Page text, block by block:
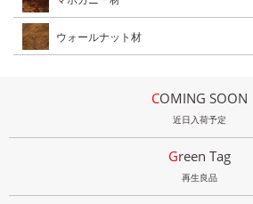
ウォールナット材
COMING SOON
近日入荷予定
Green Tag
再生良品